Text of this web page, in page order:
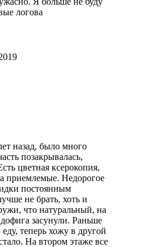
логова
назад, было много
позакрывалась,
цветная ксерокопия,
приемлемые. Недорогое
постоянным
не брать, хоть и
что натуральный, на
засунули. Раньше
теперь хожу в другой
На втором этаже все